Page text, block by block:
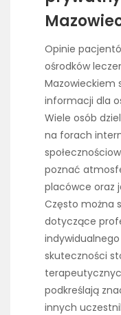
Opinie
ośrodków
Mazowieckiem
informacji dla
Wiele osób
na forach
poznać
placówce oraz
Często można
dotyczące
skuteczności
podkreślają
innych